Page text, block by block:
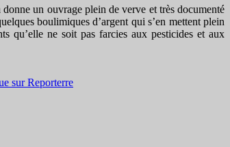
un ouvrage plein de verve et très documenté
boulimiques d’argent qui s’en mettent plein
qu’elle ne soit pas farcies aux pesticides et aux
sur Reporterre